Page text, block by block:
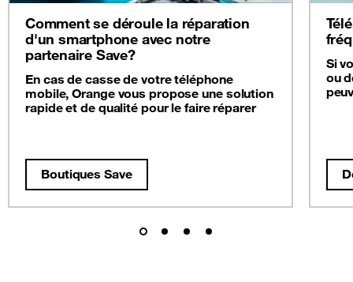
Comment se déroule la réparation
d'un smartphone avec notre
partenaire Save?
En cas de casse de votre téléphone
mobile, Orange vous propose une solution
rapide et de qualité pour le faire réparer
Boutiques Save
Si
ou